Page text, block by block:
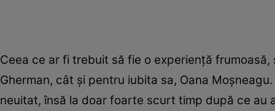
Ceea ce ar fi trebuit să fie o experiență
Gherman, cât și pentru iubita sa, Oana
neuitat, însă la doar foarte scurt timp după ce au